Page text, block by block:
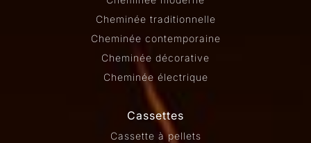
Cheminée traditionnelle
Cheminée contemporaine
Cheminée décorative
Cheminée électrique
Cassettes
Cassette à pellets